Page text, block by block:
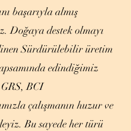
başarıyla almış
Doğaya destek olmayı
Sürdürülebilir üretim
edindiğimiz
BCI
çalışmanın huzur ve
Bu sayede her türü